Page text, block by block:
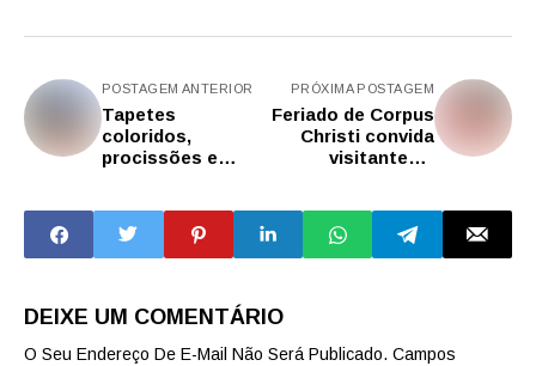
POSTAGEM ANTERIOR
Tapetes
coloridos,
procissões e
feriado de Corpus
Christi na região
de Campinas
PRÓXIMA POSTAGEM
Feriado de Corpus
Christi convida
visitantes a
religiosas e
culturais no
interior de SP
DEIXE UM COMENTÁRIO
O Seu Endereço De E-Mail Não Será Publicado. Campos